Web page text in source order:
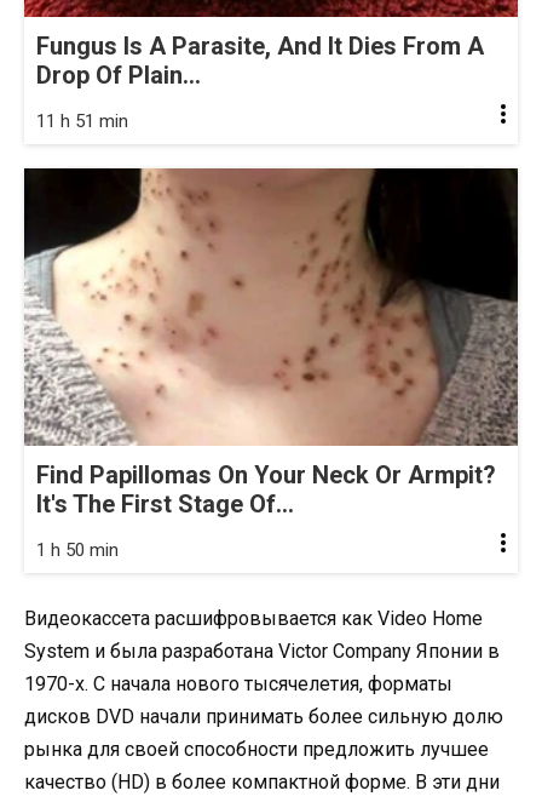
Fungus Is A Parasite, And It Dies From A
Drop Of Plain...
11 h 51 min
Find Papillomas On Your Neck Or Armpit?
It's The First Stage Of...
1 h 50 min
Видеокассета расшифровывается как Video Home
System и была разработана Victor Company Японии в
1970-х. С начала нового тысячелетия, форматы
дисков DVD начали принимать более сильную долю
рынка для своей способности предложить лучшее
качество (HD) в более компактной форме. В эти дни